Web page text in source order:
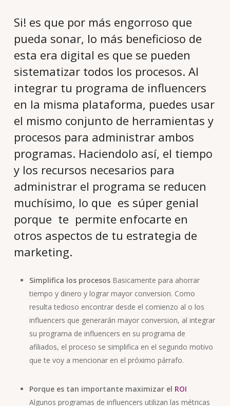
Si! es que por más engorroso que
pueda sonar, lo más beneficioso de
esta era digital es que se pueden
sistematizar todos los procesos. Al
integrar tu programa de influencers
en la misma plataforma, puedes usar
el mismo conjunto de herramientas y
procesos para administrar ambos
programas. Haciendolo así, el tiempo
y los recursos necesarios para
administrar el programa se reducen
muchísimo, lo que es súper genial
porque te permite enfocarte en
otros aspectos de tu estrategia de
marketing.
Simplifica los procesosBasicamente para ahorrar
tiempo y dinero y lograr mayor conversion. Como
resulta tedioso encontrar desde el comienzo al o los
influencers que generarán mayor conversion, al integrar
su programa de influencers en su programa de
afiliados, el proceso se simplifica en el segundo motivo
que te voy a mencionar en el próximo párrafo.
Porque es tan importante maximizar el ROI
Algunos programas de influencers utilizan las métricas